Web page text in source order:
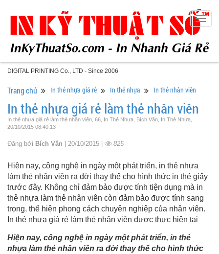
DIGITAL PRINTING Co., LTD - Since 2006
Trang chủ In thẻ nhựa giá rẻ In thẻ nhựa In thẻ nhân viên
In thẻ nhựa giá rẻ làm thẻ nhân viên
In thẻ nhựa giá rẻ làm thẻ nhân viên, 66, In Thẻ Nhựa, Bích Vân, In Thẻ Nhựa,
20/10/2015 08:40:13
Đăng bởi Bích Vân | 20/10/2015 | 825
Hiện nay, công nghệ in ngày một phát triển, in thẻ nhựa
làm thẻ nhân viên ra đời thay thế cho hình thức in thẻ giấy
trước đây. Không chỉ đảm bảo được tính tiện dụng mà in
thẻ nhựa làm thẻ nhân viên còn đảm bảo được tính sang
trọng, thể hiện phong cách chuyên nghiệp của nhân viên.
In thẻ nhựa giá rẻ làm thẻ nhân viên được thực hiện tại
Hiện nay, công nghệ in ngày một phát triển, in thẻ
nhựa làm thẻ nhân viên ra đời thay thế cho hình thức